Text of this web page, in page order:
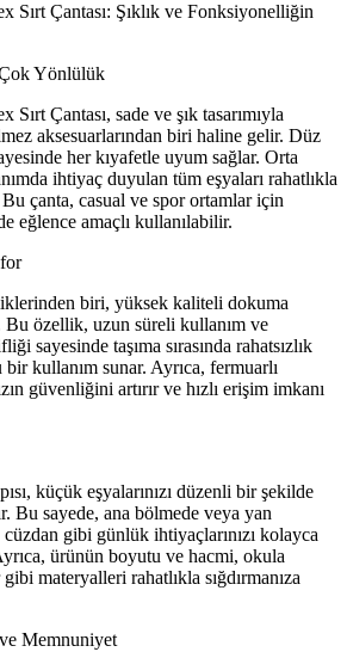
Çantası: Şıklık ve Fonksiyonelliğin
Yönlülük
Çantası, sade ve şık tasarımıyla
aksesuarlarından biri haline gelir. Düz
her kıyafetle uyum sağlar. Orta
ihtiyaç duyulan tüm eşyaları rahatlıkla
Bu çanta, casual ve spor ortamlar için
eğlence amaçlı kullanılabilir.
biri, yüksek kaliteli dokuma
Bu özellik, uzun süreli kullanım ve
sayesinde taşıma sırasında rahatsızlık
kullanım sunar. Ayrıca, fermuarlı
güvenliğini artırır ve hızlı erişim imkanı
küçük eşyalarınızı düzenli bir şekilde
Bu sayede, ana bölmede veya yan
gibi günlük ihtiyaçlarınızı kolayca
ürünün boyutu ve hacmi, okula
materyalleri rahatlıkla sığdırmanıza
Memnuniyet